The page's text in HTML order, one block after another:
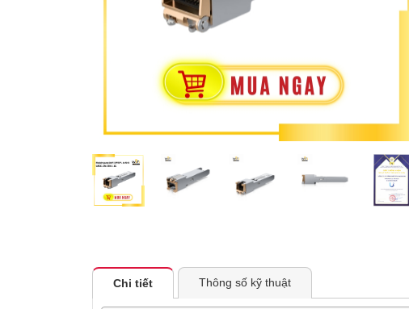
Chi tiết Thông số kỹ thuật